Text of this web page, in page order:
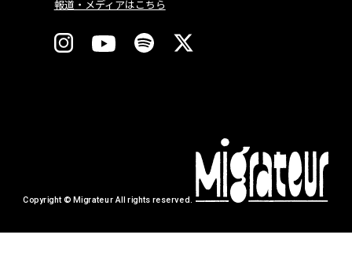
報道・メディアはこちら
Copyright © Migrateur All rights reserved.